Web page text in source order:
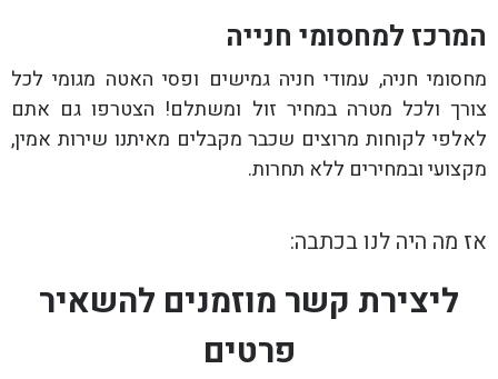
המרכז למחסומי חנייה
מחסומי חניה, עמודי חניה גמישים ופסי האטה מגומי לכל
צורך ולכל מטרה במחיר זול ומשתלם! הצטרפו גם אתם
לאלפי לקוחות מרוצים שכבר מקבלים מאיתנו שירות אמין,
מקצועי ובמחירים ללא תחרות.
אז מה היה לנו בכתבה:
ליצירת קשר מוזמנים להשאיר
פרטים